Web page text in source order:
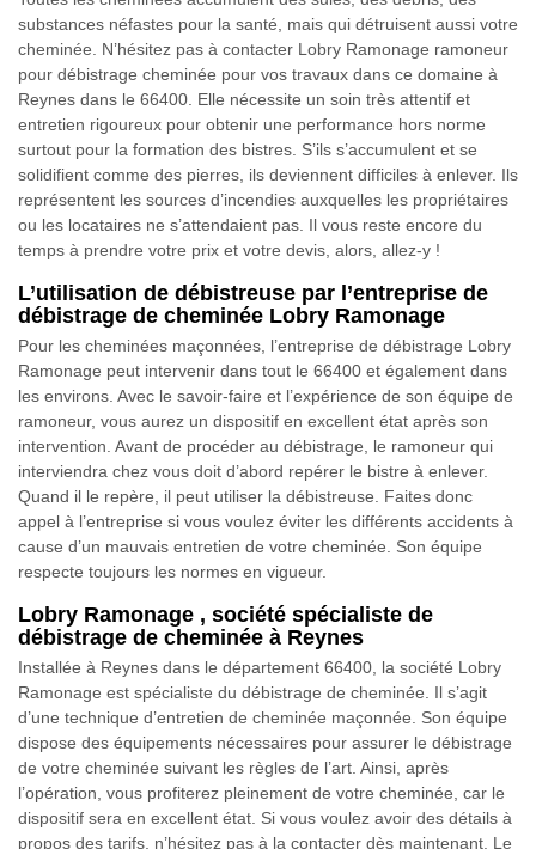
substances néfastes pour la santé, mais qui détruisent aussi votre
cheminée. N’hésitez pas à contacter Lobry Ramonage ramoneur
pour débistrage cheminée pour vos travaux dans ce domaine à
Reynes dans le 66400. Elle nécessite un soin très attentif et
entretien rigoureux pour obtenir une performance hors norme
surtout pour la formation des bistres. S’ils s’accumulent et se
solidifient comme des pierres, ils deviennent difficiles à enlever. Ils
représentent les sources d’incendies auxquelles les propriétaires
ou les locataires ne s’attendaient pas. Il vous reste encore du
temps à prendre votre prix et votre devis, alors, allez-y !
L’utilisation de débistreuse par l’entreprise de
débistrage de cheminée Lobry Ramonage
Pour les cheminées maçonnées, l’entreprise de débistrage Lobry
Ramonage peut intervenir dans tout le 66400 et également dans
les environs. Avec le savoir-faire et l’expérience de son équipe de
ramoneur, vous aurez un dispositif en excellent état après son
intervention. Avant de procéder au débistrage, le ramoneur qui
interviendra chez vous doit d’abord repérer le bistre à enlever.
Quand il le repère, il peut utiliser la débistreuse. Faites donc
appel à l’entreprise si vous voulez éviter les différents accidents à
cause d’un mauvais entretien de votre cheminée. Son équipe
respecte toujours les normes en vigueur.
Lobry Ramonage , société spécialiste de
débistrage de cheminée à Reynes
Installée à Reynes dans le département 66400, la société Lobry
Ramonage est spécialiste du débistrage de cheminée. Il s’agit
d’une technique d’entretien de cheminée maçonnée. Son équipe
dispose des équipements nécessaires pour assurer le débistrage
de votre cheminée suivant les règles de l’art. Ainsi, après
l’opération, vous profiterez pleinement de votre cheminée, car le
dispositif sera en excellent état. Si vous voulez avoir des détails à
propos des tarifs, n’hésitez pas à la contacter dès maintenant. Le